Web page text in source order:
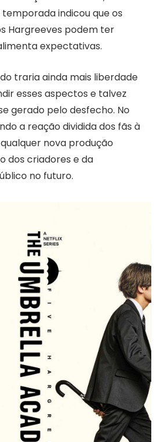
indicou que os
Hargreeves podem ter
expectativas.
traria ainda mais liberdade
esses aspectos e talvez
gerado pelo desfecho. No
a reação dividida dos fãs à
nova produção
dos criadores e da
no futuro.